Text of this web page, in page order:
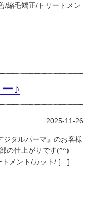
縮毛矯正/トリートメン
♪
2025-11-26
ジタルパーマ』のお客様
の仕上がりです(^^)
メント/カット/ […]